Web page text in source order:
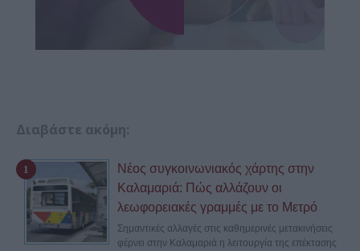
Διαβάστε ακόμη:
Νέος συγκοινωνιακός χάρτης στην
Καλαμαριά: Πώς αλλάζουν οι
λεωφορειακές γραμμές με το Μετρό
Σημαντικές αλλαγές στις καθημερινές μετακινήσεις
φέρνει στην Καλαμαριά η λειτουργία της επέκτασης